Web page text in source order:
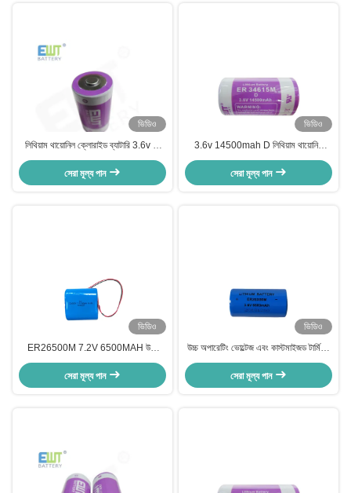
ভিডিও
লিথিয়াম থায়োনিল ক্লোরাইড ব্যাটারি 3.6v ডি
সাইজ LSH20 লিথিয়াম ব্যাটারি
সেরা মূল্য পান
ভিডিও
3.6v 14500mah D লিথিয়াম থায়োনিল
ক্লোরাইড ব্যাটারি ER34615M ব্যাটারি CE
সেরা মূল্য পান
ভিডিও
ER26500M 7.2V 6500MAH উচ্চ
নির্ভরযোগ্যতা নিম্ন রক্ষণাবেক্ষণ প্রাথমিক লিথিয়াম
সঙ্গে লিথিয়াম Thionyl ক্লোরাইড ব্যাটারি
সেরা মূল্য পান
ভিডিও
উচ্চ অপারেটিং ভোল্টেজ এবং কাস্টমাইজড টার্মিনাল
/ পিন / তারগুলি / সংযোগকারী লিথিয়াম থিয়নিল
ক্লোরাইড ব্যাটারি ER26500M 3.6V
6500MAH
সেরা মূল্য পান